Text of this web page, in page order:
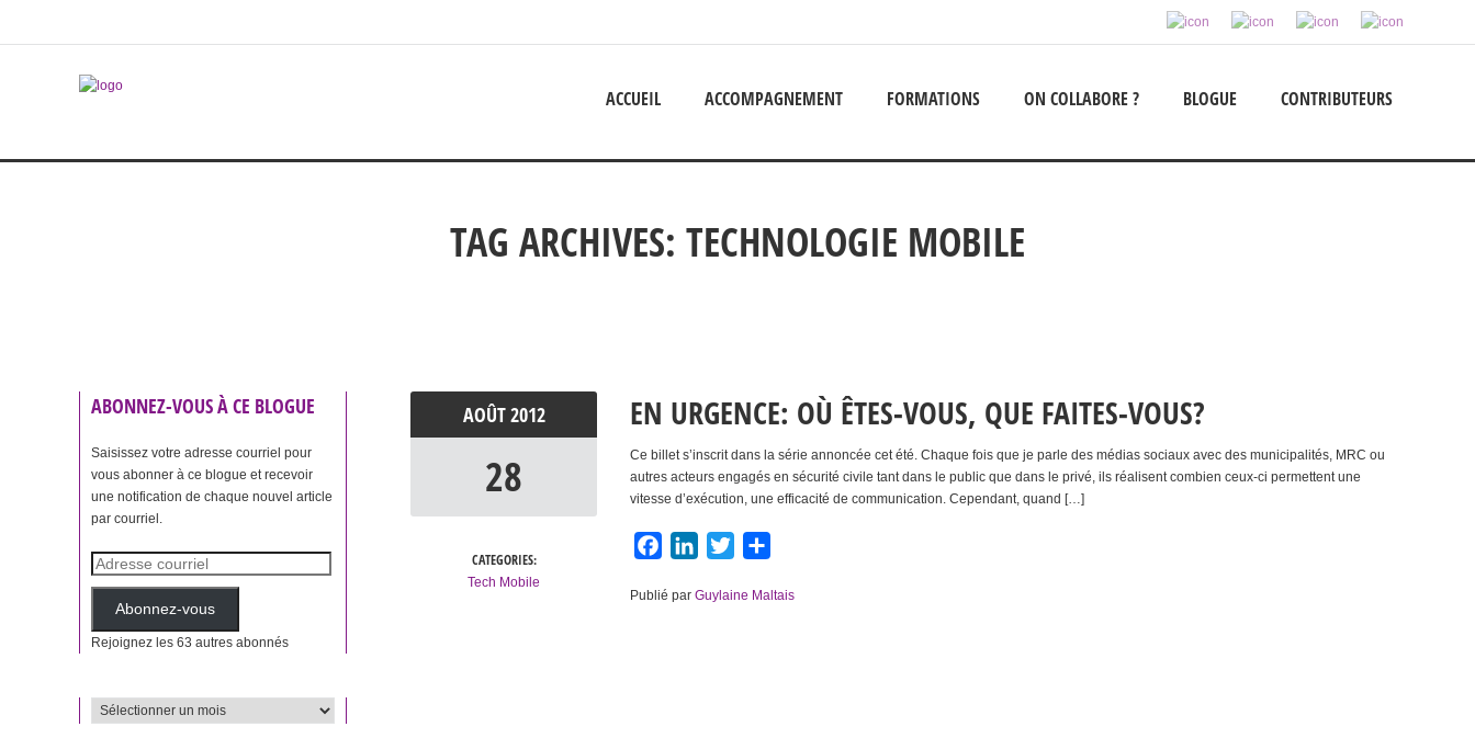
ACCUEIL ACCOMPAGNEMENT FORMATIONS ON COLLABORE ? BLOGUE CONTRIBUTEURS
TAG ARCHIVES: TECHNOLOGIE MOBILE
ABONNEZ-VOUS À CE BLOGUE
Saisissez votre adresse courriel pour
vous abonner à ce blogue et recevoir
une notification de chaque nouvel article
par courriel.
Adresse
courriel
Abonnez-vous
Rejoignez les 63 autres abonnés
ARCHIVES
AOÛT2012
28
CATEGORIES:
Tech Mobile
EN URGENCE: OÙ ÊTES-VOUS, QUE FAITES-VOUS?
Ce billet s’inscrit dans la série annoncée cet été. Chaque fois que je parle des médias sociaux avec des municipalités, MRC ou
autres acteurs engagés en sécurité civile tant dans le public que dans le privé, ils réalisent combien ceux-ci permettent une
vitesse d’exécution, une efficacité de communication. Cependant, quand […]
FacebookLinkedIn
Twitter
Publié parGuylaine Maltais